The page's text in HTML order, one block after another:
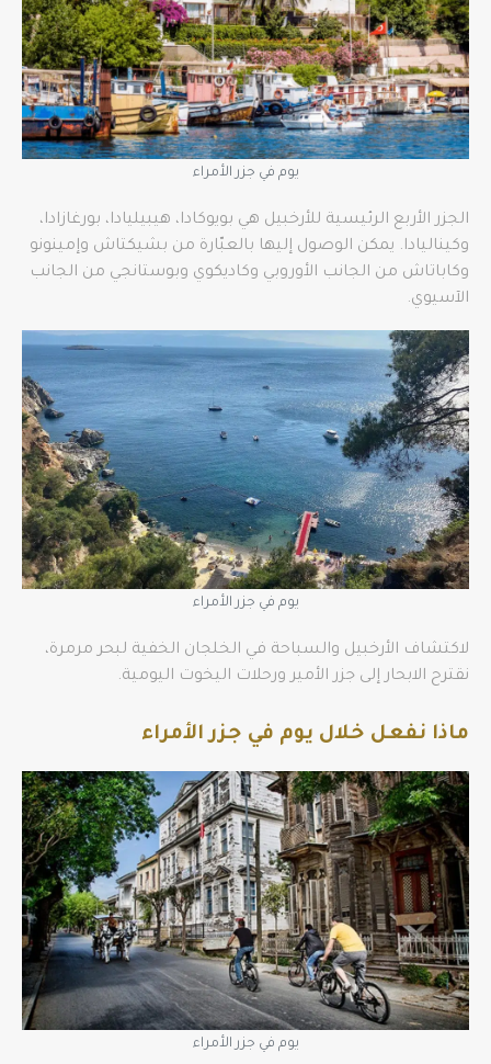
يوم في جزر الأمراء
الجزر الأربع الرئيسية للأرخبيل هي بويوكادا، هيبيليادا، بورغازادا،
وكيناليادا. يمكن الوصول إليها بالعبّارة من بشيكتاش وإمينونو
وكاباتاش من الجانب الأوروبي وكاديكوي وبوستانجي من الجانب
الآسيوي.
يوم في جزر الأمراء
لاكتشاف الأرخبيل والسباحة في الخلجان الخفية لبحر مرمرة،
نقترح الابحار إلى جزر الأمير ورحلات اليخوت اليومية.
ماذا نفعل خلال يوم في جزر الأمراء
يوم في جزر الأمراء